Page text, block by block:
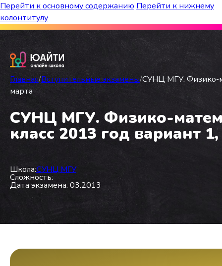
Перейти к основному содержанию Перейти к нижнему
колонтитулу
Бесплатный марафон к топ-школам!
Главная/Вступительные экзамены/СУНЦ МГУ. Физико-
марта
СУНЦ МГУ. Физико-
класс 2013 год вариант
Школа:СУНЦ МГУ
Сложность:
Дата экзамена: 03.2013